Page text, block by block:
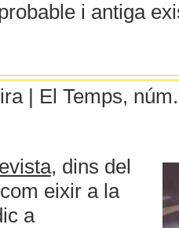
i antiga
| El Temps,
, dins del
eixir a la
a